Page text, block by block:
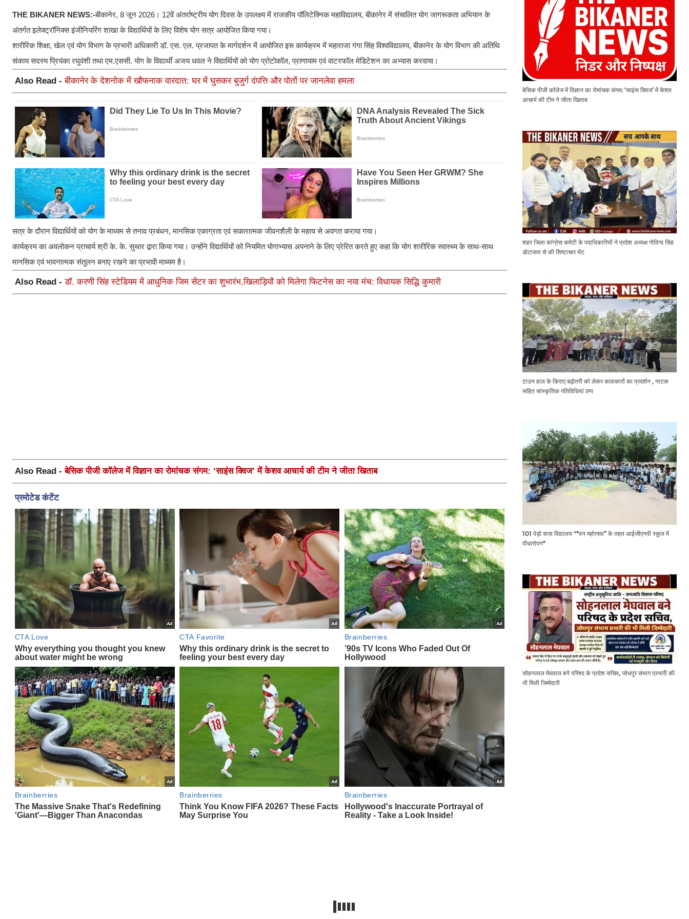
THE BIKANER NEWS:-बीकानेर, 8 जून 2026। 12वें अंतर्राष्ट्रीय योग दिवस के उपलक्ष्य में राजकीय पॉलिटेक्निक महाविद्यालय, बीकानेर में संचालित योग जागरूकता अभियान के
अंतर्गत इलेक्ट्रॉनिक्स इंजीनियरिंग शाखा के विद्यार्थियों के लिए विशेष योग सत्र आयोजित किया गया।
शारीरिक शिक्षा, खेल एवं योग विभाग के प्रभारी अधिकारी डॉ. एस. एल. प्रजापत के मार्गदर्शन में आयोजित इस कार्यक्रम में महाराजा गंगा सिंह विश्वविद्यालय, बीकानेर के योग विभाग की अतिथि
संकाय सदस्य प्रियंका रघुवंशी तथा एम.एससी. योग के विद्यार्थी अजय धवल ने विद्यार्थियों को योग प्रोटोकॉल, प्राणायाम एवं वाटरफॉल मेडिटेशन का अभ्यास करवाया।
Also Read -बीकानेर के देशनोक में खौफनाक वारदात: घर में घुसकर बुजुर्ग दंपत्ति और पोतों पर जानलेवा हमला
सत्र के दौरान विद्यार्थियों को योग के माध्यम से तनाव प्रबंधन, मानसिक एकाग्रता एवं सकारात्मक जीवनशैली के महत्व से अवगत कराया गया।
कार्यक्रम का अवलोकन प्राचार्य श्री के. के. सुथार द्वारा किया गया। उन्होंने विद्यार्थियों को नियमित योगाभ्यास अपनाने के लिए प्रेरित करते हुए कहा कि योग शारीरिक स्वास्थ्य के साथ-साथ
मानसिक एवं भावनात्मक संतुलन बनाए रखने का प्रभावी माध्यम है।
Also Read -डॉ. करणी सिंह स्टेडियम में आधुनिक जिम सेंटर का शुभारंभ,खिलाड़ियों को मिलेगा फिटनेस का नया मंच: विधायक सिद्धि कुमारी
Also Read -बेसिक पीजी कॉलेज में विज्ञान का रोमांचक संगम: ‘साइंस क्विज’ में केशव आचार्य की टीम ने जीता खिताब
बेसिक पीजी कॉलेज में विज्ञान का रोमांचक संगम: ‘साइंस क्विज’ में केशव
आचार्य की टीम ने जीता खिताब
शहर जिला कांग्रेस कमेटी के पदाधिकारियों ने प्रदेश अध्यक्ष गोविन्द सिंह
डोटासरा से की शिष्टाचार भेंट
टाउन हाल के किराए बढ़ोतरी को लेकर कलाकारों का प्रदर्शन , नाटक
सहित सांस्कृतिक गतिविधियां ठप्प
101 पेड़ो सजा विद्यालय "*वन महोत्सव” के तहत आईजीएनपी स्कूल में
पौधारोपण*
सोहनलाल मेघवाल बने परिषद के प्रदेश सचिव, जोधपुर संभाग प्रभारी की
भी मिली जिम्मेदारी